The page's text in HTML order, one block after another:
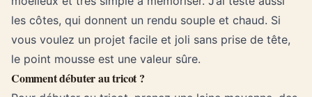
les côtes, qui donnent un rendu souple et chaud. Si
vous voulez un projet facile et joli sans prise de tête,
le point mousse est une valeur sûre.
Comment débuter au tricot ?